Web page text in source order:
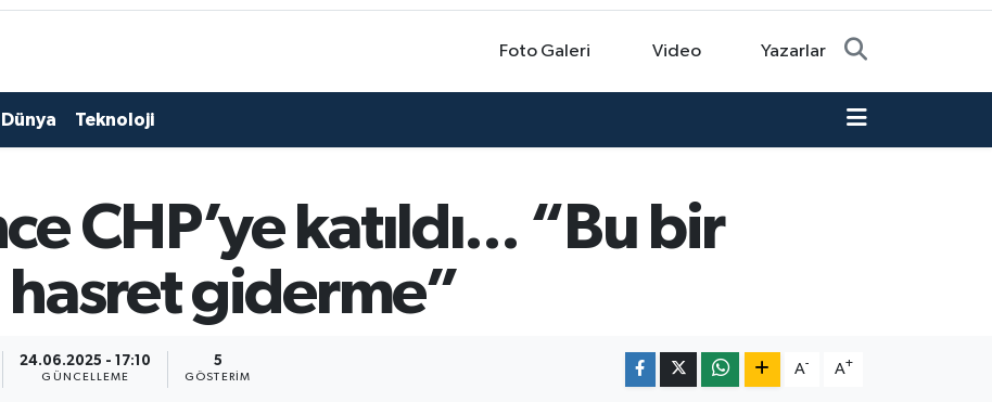
Foto Galeri Video Yazarlar
Dünya Teknoloji
CHP’ye katıldı... “Bu bir
hasret giderme”
24.06.2025 - 17:10
GÜNCELLEME
5
GÖSTERIM
A- A+